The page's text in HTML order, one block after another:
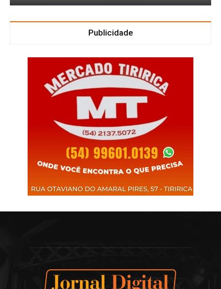
Publicidade